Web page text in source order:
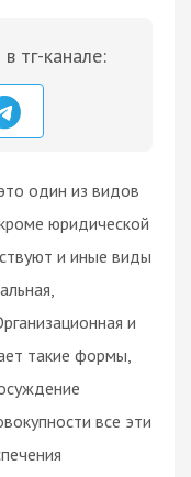
тг-канале:
один из видов
юридической
и иные виды
и
такие формы,
все эти